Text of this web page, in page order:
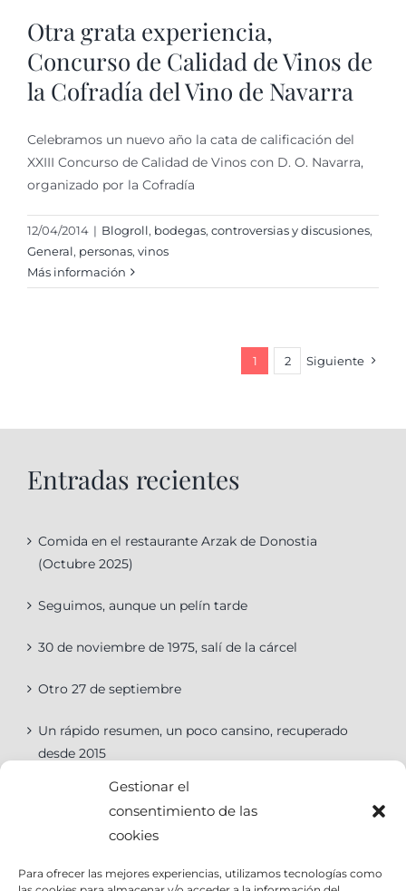
Gestionar el
consentimiento de las
cookies
Para ofrecer las mejores experiencias, utilizamos tecnologías como
Otra grata experiencia,
Concurso de Calidad de Vinos de
la Cofradía del Vino de Navarra
Celebramos un nuevo año la cata de calificación del
XXIII Concurso de Calidad de Vinos con D. O. Navarra,
organizado por la Cofradía
12/04/2014 | Blogroll, bodegas, controversias y discusiones,
General, personas, vinos
Más información
1 2 Siguiente
Entradas recientes
Comida en el restaurante Arzak de Donostia
(Octubre 2025)
Seguimos, aunque un pelín tarde
30 de noviembre de 1975, salí de la cárcel
Otro 27 de septiembre
Un rápido resumen, un poco cansino, recuperado
desde 2015
Categorías